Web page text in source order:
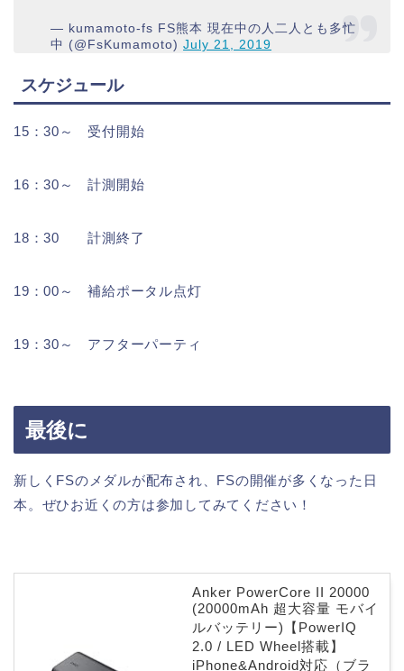
— kumamoto-fs FS熊本 現在中の人二人とも多忙
中 (@FsKumamoto)July 21, 2019
スケジュール
15：30～ 受付開始
16：30～ 計測開始
18：30 計測終了
19：00～ 補給ポータル点灯
19：30～ アフターパーティ
最後に
新しくFSのメダルが配布され、FSの開催が多くなった日
本。ぜひお近くの方は参加してみてください！
Anker PowerCore II 20000
(20000mAh 超大容量 モバイ
ルバッテリー)【PowerIQ
2.0 / LED Wheel搭載】
iPhone&Android対応（ブラ